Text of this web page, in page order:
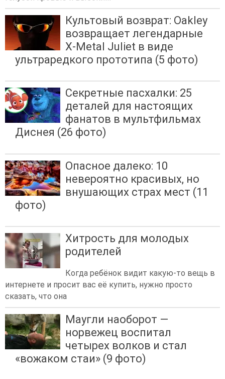
Культовый возврат: Oakley
возвращает легендарные
X-Metal Juliet в виде
ультраредкого прототипа (5 фото)
Секретные пасхалки: 25
деталей для настоящих
фанатов в мультфильмах
Диснея (26 фото)
Опасное далеко: 10
невероятно красивых, но
внушающих страх мест (11
фото)
Хитрость для молодых
родителей
Когда ребёнок видит какую-то вещь в
интернете и просит вас её купить, нужно просто
сказать, что она
Маугли наоборот —
норвежец воспитал
четырех волков и стал
«вожаком стаи» (9 фото)